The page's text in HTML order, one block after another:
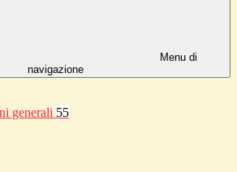
Menu di
navigazione
generali 55